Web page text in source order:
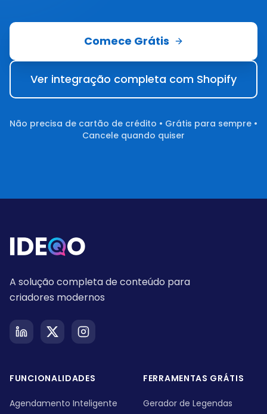
Comece Grátis
Ver integração completa com Shopify
Não precisa de cartão de crédito • Grátis para sempre •
Cancele quando quiser
A solução completa de conteúdo para
criadores modernos
FUNCIONALIDADES
Agendamento Inteligente
FERRAMENTAS GRÁTIS
Gerador de Legendas